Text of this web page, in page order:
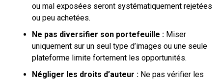
ou mal exposées seront systématiquement rejetées
ou peu achetées.
Ne pas diversifier son portefeuille : Miser
uniquement sur un seul type d’images ou une seule
plateforme limite fortement les opportunités.
Négliger les droits d’auteur : Ne pas vérifier les